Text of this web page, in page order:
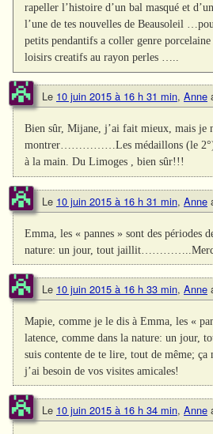
rapeller l’histoire d’un bal masqué et
l’une de tes nouvelles de Beausoleil
petits pendantifs a coller genre porcelaine
loisirs creatifs au rayon perles …..
Le 10 juin 2015 à 16 h 31 min, Anne
Bien sûr, Mijane, j’ai fait mieux, mais je
montrer……………Les médaillons (le 2°)
à la main. Du Limoges , bien sûr!!!
Le 10 juin 2015 à 16 h 31 min, Anne
Emma, les « pannes » sont des périodes
nature: un jour, tout jaillit…………..Merci
Le 10 juin 2015 à 16 h 33 min, Anne
Mapie, comme je le dis à Emma, les «
latence, comme dans la nature: un jour,
suis contente de te lire, tout de même; ça
j’ai besoin de vos visites amicales!
Le 10 juin 2015 à 16 h 34 min, Anne